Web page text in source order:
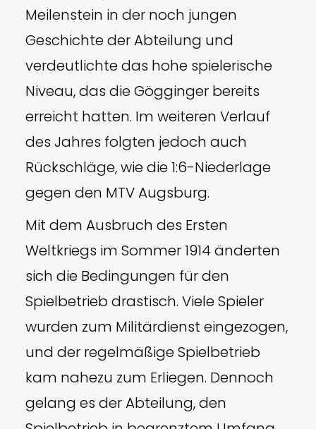
Meilenstein in der noch jungen
Geschichte der Abteilung und
verdeutlichte das hohe spielerische
Niveau, das die Gögginger bereits
erreicht hatten. Im weiteren Verlauf
des Jahres folgten jedoch auch
Rückschläge, wie die 1:6-Niederlage
gegen den MTV Augsburg.
Mit dem Ausbruch des Ersten
Weltkriegs im Sommer 1914 änderten
sich die Bedingungen für den
Spielbetrieb drastisch. Viele Spieler
wurden zum Militärdienst eingezogen,
und der regelmäßige Spielbetrieb
kam nahezu zum Erliegen. Dennoch
gelang es der Abteilung, den